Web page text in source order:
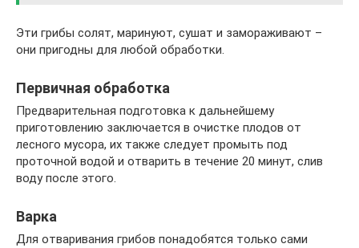
Эти грибы солят, маринуют, сушат и замораживают –
они пригодны для любой обработки.
Первичная обработка
Предварительная подготовка к дальнейшему
приготовлению заключается в очистке плодов от
лесного мусора, их также следует промыть под
проточной водой и отварить в течение 20 минут, слив
воду после этого.
Варка
Для отваривания грибов понадобятся только сами